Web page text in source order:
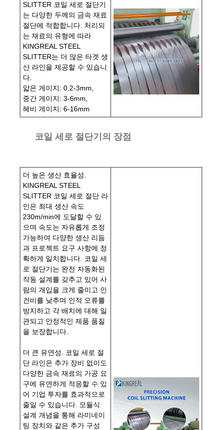
SLITTER 코일 세로 절단기
는 다양한 두께의 금속 재료
절단에 적합합니다. 처리되
는 재료의 유형에 따라
KINGREAL STEEL
SLITTER는 더 많은 타겟 생
산 라인을 제공할 수 있습니
다.
얇은 게이지: 0.2-3mm,
중간 게이지: 3-6mm,
헤비 게이지: 6-16mm
코일 세로 절단기의 장점
더 높은 생산 효율성.
KINGREAL STEEL
SLITTER 코일 세로 절단 라
인은 최대 생산 속도
230m/min에 도달할 수 있
으며 속도는 자유롭게 조정
가능하여 다양한 생산 리듬
과 프로젝트 요구 사항에 정
확하게 일치합니다. 코일 세
로 절단기는 완전 자동화된
작동 설계를 갖추고 있어 사
람의 개입을 크게 줄이고 인
건비를 낮추며 인적 오류를
방지하고 각 배치에 대해 일
관되고 안정적인 제품 품질
을 보장합니다.
더 큰 유연성. 코일 세로 절
단 라인은 추가 장비 없이도
다양한 금속 재료의 가공 요
구에 유연하게 적응할 수 있
어 기업 투자를 효과적으로
줄일 수 있습니다. 모듈식
설계 개념을 통해 라미네이
팅 장치와 같은 추가 구성